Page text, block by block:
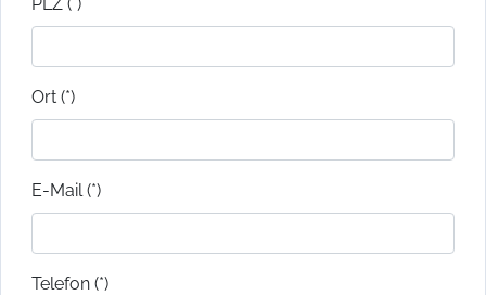
Ort (*)
E-Mail (*)
Telefon (*)